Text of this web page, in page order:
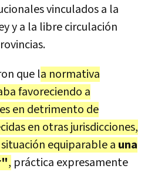
vinculados a la
y a la libre circulación
que la normativa
favoreciendo a
en detrimento de
en otras jurisdicciones,
equiparable a una
, práctica expresamente